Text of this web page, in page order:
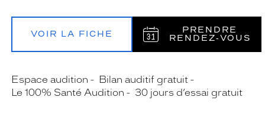
VOIR LA FICHE
PRENDRE
RENDEZ‑VOUS
Espace audition
Bilan auditif gratuit
Le 100% Santé Audition
30 jours d’essai gratuit